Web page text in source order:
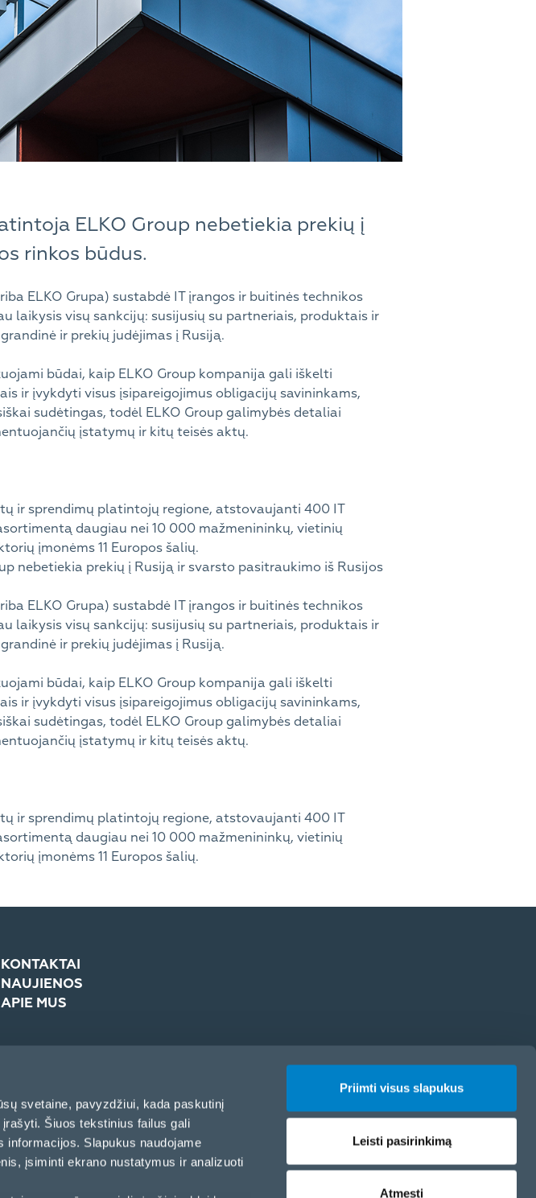
svetaine, pavyzdžiui, kada paskutinį
Šiuos tekstinius failus gali
informacijos. Slapukus naudojame
įsiminti ekrano nustatymus ir analizuoti
Priimti visus slapukus
Leisti pasirinkimą
Atmesti
ELKO Group nebetiekia prekių į
rinkos būdus.
ELKO Grupa) sustabdė IT įrangos ir buitinės technikos
laikysis visų sankcijų: susijusių su partneriais, produktais ir
ir prekių judėjimas į Rusiją.
būdai, kaip ELKO Group kompanija gali iškelti
ir įvykdyti visus įsipareigojimus obligacijų savininkams,
sudėtingas, todėl ELKO Group galimybės detaliai
įstatymų ir kitų teisės aktų.
ir sprendimų platintojų regione, atstovaujanti 400 IT
daugiau nei 10 000 mažmenininkų, vietinių
įmonėms 11 Europos šalių.
nebetiekia prekių į Rusiją ir svarsto pasitraukimo iš Rusijos
ELKO Grupa) sustabdė IT įrangos ir buitinės technikos
laikysis visų sankcijų: susijusių su partneriais, produktais ir
ir prekių judėjimas į Rusiją.
būdai, kaip ELKO Group kompanija gali iškelti
ir įvykdyti visus įsipareigojimus obligacijų savininkams,
sudėtingas, todėl ELKO Group galimybės detaliai
įstatymų ir kitų teisės aktų.
ir sprendimų platintojų regione, atstovaujanti 400 IT
daugiau nei 10 000 mažmenininkų, vietinių
įmonėms 11 Europos šalių.
KONTAKTAI
NAUJIENOS
APIE MUS